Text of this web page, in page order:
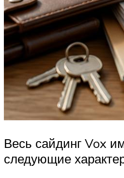
Весь сайдинг Vox
следующие